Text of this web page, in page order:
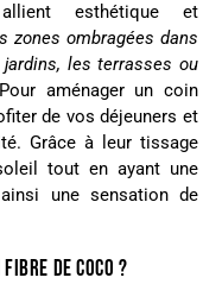
esthétique et
zones ombragées dans
les terrasses ou
aménager un coin
de vos déjeuners et
Grâce à leur tissage
tout en ayant une
une sensation de
DE COCO ?